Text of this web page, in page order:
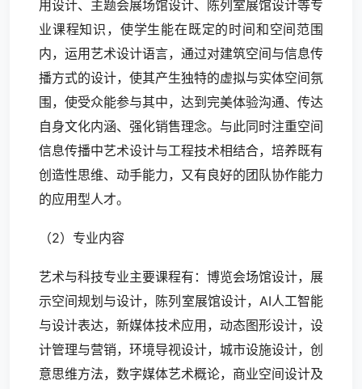
用设计、主题会展场馆设计、陈列室展馆设计等专
业课程知识，使学生能在既定的时间和空间范围
内，运用艺术设计语言，通过对建筑空间与信息传
播方式的设计，使其产生独特的虚拟与实体空间氛
围，使受众能参与其中，达到完美体验沟通、传达
自身文化内涵、强化销售理念。与此同时注重空间
信息传播中艺术设计与工程技术相结合，培养既有
创造性思维、动手能力，又有良好的团队协作能力
的应用型人才。
（2）专业内容
艺术与科技专业主要课程有：博览会场馆设计，展
示空间规划与设计，陈列室展馆设计，AI人工智能
与设计表达，新媒体技术应用，动态图形设计，设
计管理与营销，环境导视设计，城市设施设计，创
意思维方法，数字媒体艺术概论，商业空间设计及